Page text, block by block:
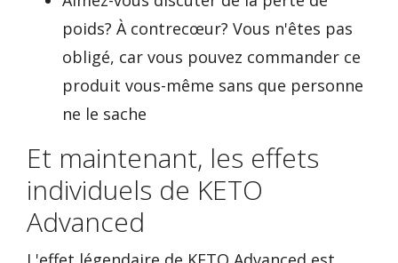
poids? À contrecœur? Vous n'êtes pas
obligé, car vous pouvez commander ce
produit vous-même sans que personne
ne le sache
Et maintenant, les effets
individuels de KETO
Advanced